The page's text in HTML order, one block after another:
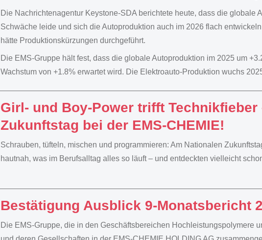
Die Nachrichtenagentur Keystone-SDA berichtete heute, dass die globale
Schwäche leide und sich die Autoproduktion auch im 2026 flach
hätte Produktionskürzungen durchgeführt.
Die EMS-Gruppe hält fest, dass die globale Autoproduktion im 2025 um
Wachstum von +1.8% erwartet wird. Die Elektroauto-Produktion wuchs
Girl- und Boy-Power trifft Technikfieber
Zukunftstag bei der EMS-CHEMIE!
Schrauben, tüfteln, mischen und programmieren: Am Nationalen
hautnah, was im Berufsalltag alles so läuft – und entdeckten vielleicht
Bestätigung Ausblick 9-Monatsbericht
Die EMS-Gruppe, die in den Geschäftsbereichen Hochleistungspolymere